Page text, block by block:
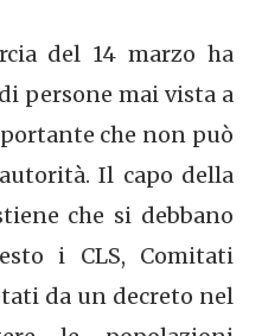
del 14 marzo ha
persone mai vista a
che non può
Il capo della
che si debbano
i CLS, Comitati
da un decreto nel